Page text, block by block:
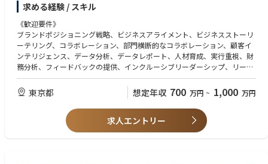
部門および外部パートナーと協力して、SEOタグ付け、メタデータ、構造
化データ、サイトマップの更新、正規化、パフォーマンス改善を実施しま
す。
・UXの改善とコンバージョンファネルの設計と実装：ウェブアクセスと行
動データを分析し、現在のユーザー行動をマッピングし、オーディエンス
コホートごとにターゲットとなる行動を定義し、ページレベルとフローレ
ベルの最適化を実装してCVRを向上させます。
・MVPページとコンテンツを迅速にプロトタイプ化し、実験（A/Bテス
ト、多変量テスト）を展開し、結果を測定してデータに基づいて反復しま
す。仮説、タグ付け、品質保証から結果分析まで、実験のライフサイクル
を管理します。
・トラッキングの実装と管理：UTM戦略、分析タグ、データレイヤー/イベ
が最大化されるよう推進します。
求める経験 / スキル
《歓迎要件》
ブランドポジショニング戦略、ビジネスアライメント、ビジネスストーリ
ーテリング、コラボレーション、部門横断的なコラボレーション、顧客イ
ンテリジェンス、データ分析、データレポート、人材育成、実行重視、財
務分析、フィードバックの提供、インクルーシブリーダーシップ、リーダ
ーシップ、市場調査、問題解決、製品開発ライフサイクル、製品戦略、戦
術計画、人材育成
東京都 想定年収 700 万円 ~ 1,000 万円
求人エントリー